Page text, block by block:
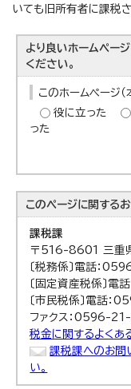
いても旧所有者に課税さ
より良いホームペー
ください。
このホームページ
役に立った
った
このページに関する
課税課
〒516-8601 三重
〔税務係〕電話：
〔固定資産税係〕
〔市民税係〕電話
ファクス：0596-
税金に関するよくあ
課税課へのお問
い。